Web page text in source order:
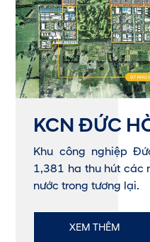
KCN ĐỨC
Khu công nghiệp
1,381 ha thu hút các
nước trong tương lại.
XEM THÊM